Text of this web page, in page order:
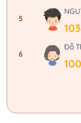
5
6
Đỗ